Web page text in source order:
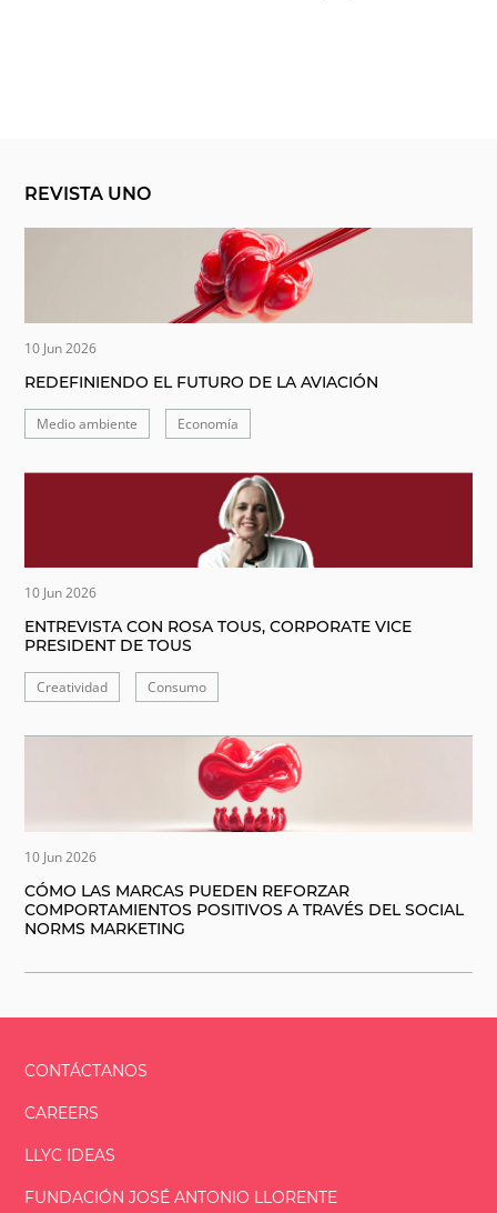
REVISTA UNO
10 Jun 2026
REDEFINIENDO EL FUTURO DE LA AVIACIÓN
Medio ambiente Economía
10 Jun 2026
ENTREVISTA CON ROSA TOUS, CORPORATE VICE
PRESIDENT DE TOUS
Creatividad Consumo
10 Jun 2026
CÓMO LAS MARCAS PUEDEN REFORZAR
COMPORTAMIENTOS POSITIVOS A TRAVÉS DEL SOCIAL
NORMS MARKETING
CONTÁCTANOS
CAREERS
LLYC IDEAS
FUNDACIÓNJOSÉ ANTONIO LLORENTE